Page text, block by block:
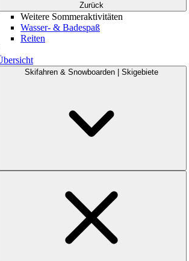
Zurück
Weitere Sommeraktivitäten
Wasser- & Badespaß
Reiten
Skifahren & Snowboarden | Skigebiete